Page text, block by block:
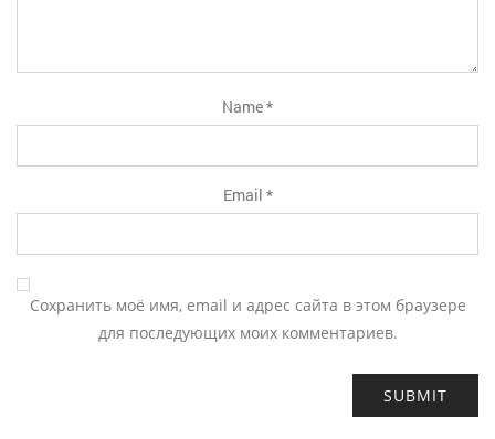
Name*
Email *
Сохранить моё имя, email и адрес сайта в этом браузере
для последующих моих комментариев.